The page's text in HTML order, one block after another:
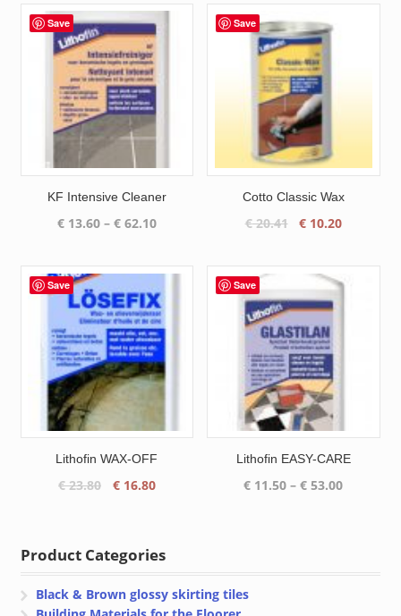
Save
KF Intensive Cleaner
€13.60 – €62.10Price
€ 62.10
Save
Cotto Classic Wax
€20.41
Original
€ 20.41.
€ 10.20Current
€ 10.20.
Save
Lithofin WAX-OFF
€23.80
Original
€16.80Current
Save
Lithofin EASY-CARE
€ 11.50 – € 53.00Price
Product Categories
Black & Brown glossy skirting tiles